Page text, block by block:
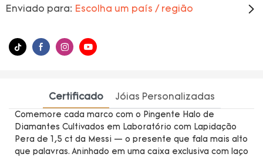
Enviado para: Escolha um país / região
Certificado Jóias Personalizadas
Comemore cada marco com o Pingente Halo de
Diamantes Cultivados em Laboratório com Lapidação
Pera de 1,5 ct da Messi — o presente que fala mais alto
que palavras. Aninhado em uma caixa exclusiva com laço